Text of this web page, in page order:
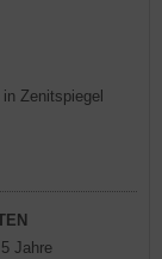
Zenitspiegel
5 Jahre